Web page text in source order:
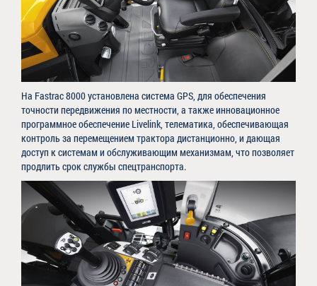
На Fastrac 8000 установлена система GPS, для обеспечения
точности передвижения по местности, а также инновационное
программное обеспечение Livelink, телематика, обеспечивающая
контроль за перемещением трактора дистанционно, и дающая
доступ к системам и обслуживающим механизмам, что позволяет
продлить срок службы спецтранспорта.